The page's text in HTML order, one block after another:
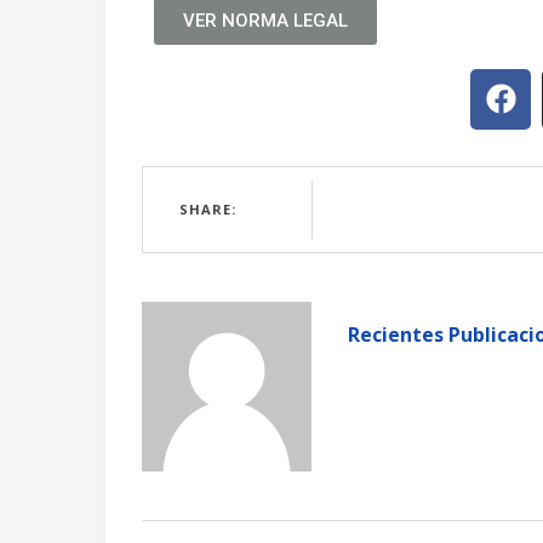
VER NORMA LEGAL
SHARE:
Recientes